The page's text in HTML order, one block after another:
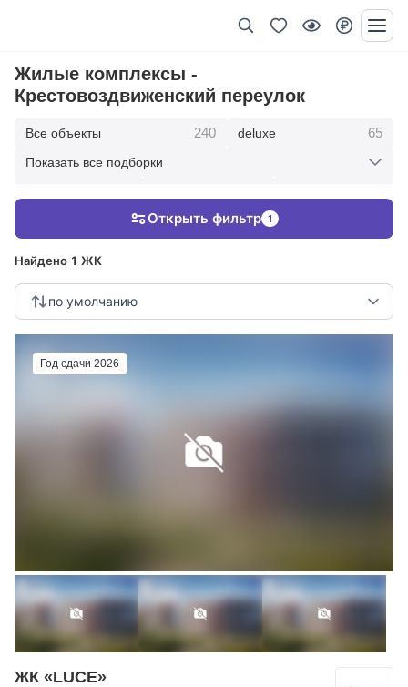
Жилые комплексы -
Крестовоздвиженский переулок
Все объекты 240 deluxe 65
123 клубные дома
Показать все подборки
Найдено 1 ЖК
по умолчанию
Открыть фильтр 1
Год сдачи 2026
ЖК «LUCE»